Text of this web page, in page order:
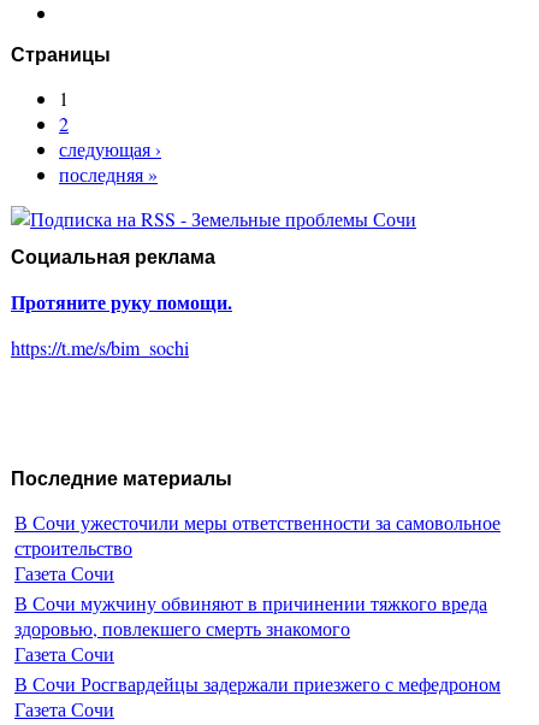
Страницы
1
2
следующая ›
последняя »
Социальная реклама
Протяните руку помощи.
https://t.me/s/bim_sochi
Последние материалы
В Сочи ужесточили меры ответственности за самовольное
строительство
Газета Сочи
В Сочи мужчину обвиняют в причинении тяжкого вреда
здоровью, повлекшего смерть знакомого
Газета Сочи
В Сочи Росгвардейцы задержали приезжего с мефедроном
Газета Сочи